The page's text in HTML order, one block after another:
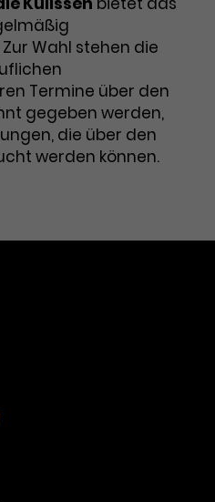
Das Cookie
um Informationen
speichern, wie
eine Website
hilft bei der Erstellung
über die
der Website. Die
Daten umfassen in
Form die Anzahl
1
nur maximal einmal
speichert
zu Werbeklicks und
von
zu Google Ads-
mit
zu messen und
Wahl stehen die
Termine über den
gegeben werden,
die über den
werden können.